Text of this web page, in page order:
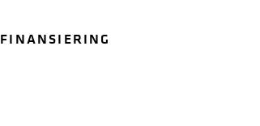
FINANSIERING